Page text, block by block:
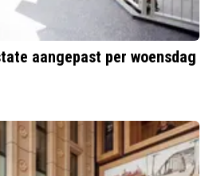
aangepast per woensdag